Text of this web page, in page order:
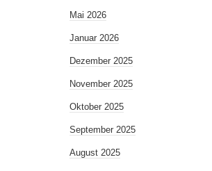
Mai 2026
Januar 2026
Dezember 2025
November 2025
Oktober 2025
September 2025
August 2025